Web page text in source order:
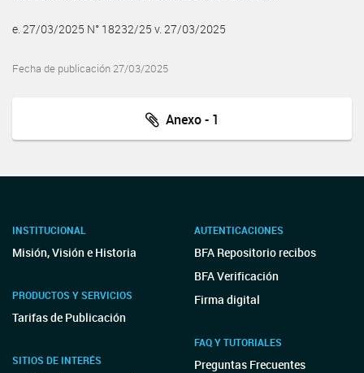
e. 27/03/2025 N° 18232/25 v. 27/03/2025
Fecha de publicación 27/03/2025
Anexo - 1
INSTITUCIONAL
Misión, Visión e Historia
PRODUCTOS Y SERVICIOS
Tarifas de Publicación
SITIOS DE INTERÉS
AUTENTICACIONES
BFA Repositorio recibos
BFA Verificación
Firma digital
FAQ Y TUTORIALES
Preguntas Frecuentes